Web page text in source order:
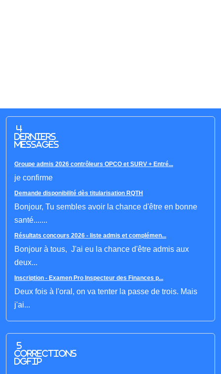
4
derniers
messages
Groupe admis 2026 contrôleurs OPCO et SURV + Entré...
je confirme
Demande disponibilité dès titularisation RQTH
Bonjour, Tu sembles avoir la chance d'être en bonne
santé.......
Résultats concours 2026 - liste admis et complémen...
Bonjour à tous, J'ai eu la chance d'être admis aux
deux...
Inscription - Examen Pro Inspecteur des Finances p...
Deux fois à l'oral, on va tenter la passe de trois. Mais
j'ai...
5
corrections
DGFIP